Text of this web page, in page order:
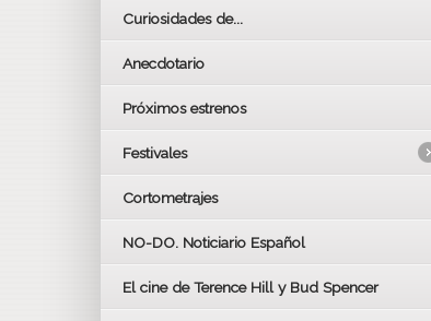
Curiosidades de...
Anecdotario
Próximos estrenos
Festivales
LOS OSCARS
BAFTA
Cortometrajes
NO-DO. Noticiario Español
El cine de Terence Hill y Bud Spencer